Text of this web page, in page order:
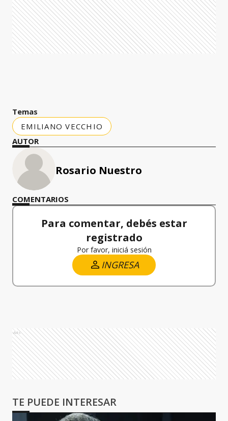
Temas
EMILIANO VECCHIO
AUTOR
Rosario Nuestro
COMENTARIOS
Para comentar, debés estar
registrado
Por favor, iniciá sesión
INGRESA
Ads
TE PUEDE INTERESAR